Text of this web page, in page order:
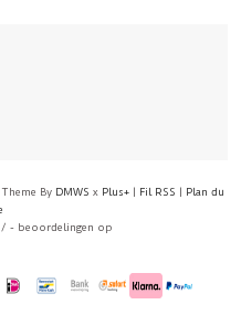
By DMWS x Plus+| Fil RSS | Plan du
/ - beoordelingen op